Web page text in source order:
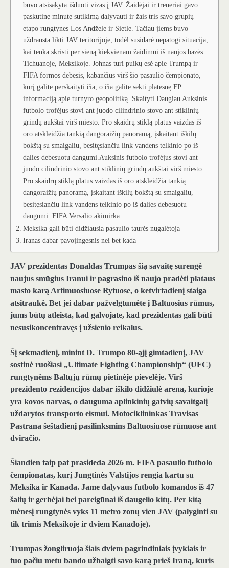
buvo atsisakyta išduoti vizas į JAV. Žaidėjai ir treneriai gavo
paskutinę minutę sutikimą dalyvauti ir žais tris savo grupių
etapo rungtynes ​​Los Andžele ir Sietle. Tačiau jiems buvo
uždrausta likti JAV teritorijoje, todėl susidarė nepatogi situacija,
kai tenka skristi per sieną kiekvienam žaidimui iš naujos bazės
Tichuanoje, Meksikoje. Johnas turi puikų esė apie Trumpą ir
FIFA formos debesis, kabančius virš šio pasaulio čempionato,
kurį galite perskaityti čia, o čia galite sekti platesnę FP
informaciją apie turnyro geopolitiką. Skaityti Daugiau Auksinis
futbolo trofėjus stovi ant juodo cilindrinio stovo ant stiklinių
grindų aukštai virš miesto. Pro skaidrų stiklą platus vaizdas iš
oro atskleidžia tankią dangoraižių panoramą, įskaitant iškilų
bokštą su smaigaliu, besitęsiančiu link vandens telkinio po iš
dalies debesuotu dangumi.Auksinis futbolo trofėjus stovi ant
juodo cilindrinio stovo ant stiklinių grindų aukštai virš miesto.
Pro skaidrų stiklą platus vaizdas iš oro atskleidžia tankią
dangoraižių panoramą, įskaitant iškilų bokštą su smaigaliu,
besitęsiančiu link vandens telkinio po iš dalies debesuotu
dangumi. FIFA Versalio akimirka
Meksika gali būti didžiausia pasaulio taurės nugalėtoja
Iranas dabar pavojingesnis nei bet kada
JAV prezidentas Donaldas Trumpas šią savaitę surengė
naujus smūgius Iranui ir pagrasino iš naujo pradėti plataus
masto karą Artimuosiuose Rytuose, o ketvirtadienį staiga
atsitraukė. Bet jei dabar pažvelgtumėte į Baltuosius rūmus,
jums būtų atleista, kad galvojate, kad prezidentas gali būti
nesusikoncentravęs į užsienio reikalus.
Šį sekmadienį, minint D. Trumpo 80-ąjį gimtadienį, JAV
sostinė ruošiasi „Ultimate Fighting Championship“ (UFC)
rungtynėms Baltųjų rūmų pietinėje pievelėje. Virš
prezidento rezidencijos dabar iškilo didžiulė arena, kurioje
yra kovos narvas, o dauguma aplinkinių gatvių savaitgalį
uždarytos transporto eismui. Motociklininkas Travisas
Pastrana šeštadienį pasilinksmins Baltuosiuose rūmuose ant
dviračio.
Šiandien taip pat prasideda 2026 m. FIFA pasaulio futbolo
čempionatas, kurį Jungtinės Valstijos rengia kartu su
Meksika ir Kanada. Jame dalyvaus futbolo komandos iš 47
šalių ir gerbėjai bei pareigūnai iš daugelio kitų. Per kitą
mėnesį rungtynės vyks 11 metro zonų vien JAV (palyginti su
tik trimis Meksikoje ir dviem Kanadoje).
Trumpas žongliruoja šiais dviem pagrindiniais įvykiais ir
tuo pačiu metu bando užbaigti savo karą prieš Iraną, kuris